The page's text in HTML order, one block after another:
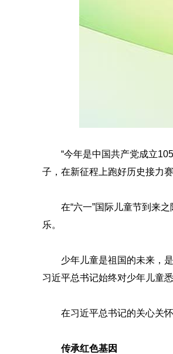
“今年是中国共产党成立
子，在新征程上跑好历史接力
在“六一”国际儿童节到来
乐。
少年儿童是祖国的未来，
习近平总书记始终对少年儿童
在习近平总书记的关心关
传承红色基因